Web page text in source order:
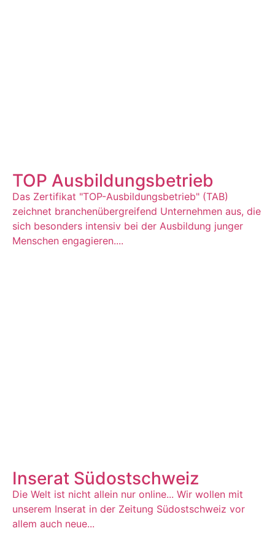
TOP Ausbildungsbetrieb
Das Zertifikat "TOP-Ausbildungsbetrieb" (TAB)
zeichnet branchenübergreifend Unternehmen aus, die
sich besonders intensiv bei der Ausbildung junger
Menschen engagieren....
Inserat Südostschweiz
Die Welt ist nicht allein nur online... Wir wollen mit
unserem Inserat in der Zeitung Südostschweiz vor
allem auch neue...